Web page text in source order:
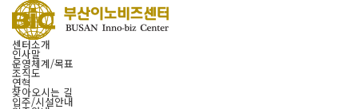
센터소개
인사말
운영체계/목표
조직도
연혁
찾아오시는 길
입주/시설안내